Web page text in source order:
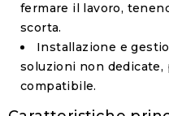
fermare il lavoro,
scorta.
Installazione e
soluzioni non
compatibile.